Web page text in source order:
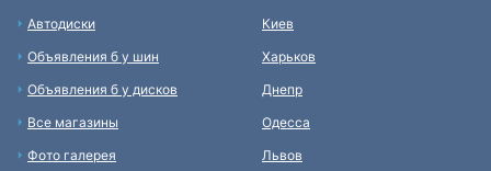
Автодиски
Объявления б у шин
Объявления б у дисков
Все магазины
Фото галерея
Киев
Харьков
Днепр
Одесса
Львов